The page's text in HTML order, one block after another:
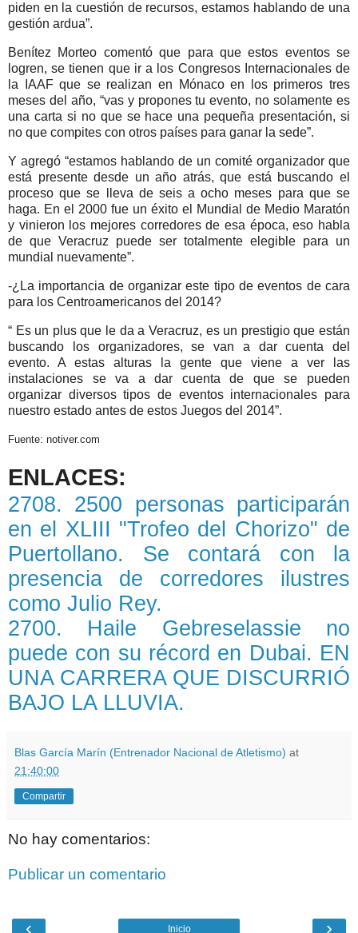
piden en la cuestión de recursos, estamos hablando de una
gestión ardua”.
Benítez Morteo comentó que para que estos eventos se
logren, se tienen que ir a los Congresos Internacionales de
la IAAF que se realizan en Mónaco en los primeros tres
meses del año, “vas y propones tu evento, no solamente es
una carta si no que se hace una pequeña presentación, si
no que compites con otros países para ganar la sede”.
Y agregó “estamos hablando de un comité organizador que
está presente desde un año atrás, que está buscando el
proceso que se lleva de seis a ocho meses para que se
haga. En el 2000 fue un éxito el Mundial de Medio Maratón
y vinieron los mejores corredores de esa época, eso habla
de que Veracruz puede ser totalmente elegible para un
mundial nuevamente”.
-¿La importancia de organizar este tipo de eventos de cara
para los Centroamericanos del 2014?
“ Es un plus que le da a Veracruz, es un prestigio que están
buscando los organizadores, se van a dar cuenta del
evento. A estas alturas la gente que viene a ver las
instalaciones se va a dar cuenta de que se pueden
organizar diversos tipos de eventos internacionales para
nuestro estado antes de estos Juegos del 2014”.
Fuente: notiver.com
ENLACES:
2708. 2500 personas participarán
en el XLIII "Trofeo del Chorizo" de
Puertollano. Se contará con la
presencia de corredores ilustres
como Julio Rey.
2700. Haile Gebreselassie no
puede con su récord en Dubai. EN
UNA CARRERA QUE DISCURRIÓ
BAJO LA LLUVIA.
Blas García Marín (Entrenador Nacional de Atletismo) at
21:40:00
Compartir
No hay comentarios:
Publicar un comentario
‹ ›
Inicio